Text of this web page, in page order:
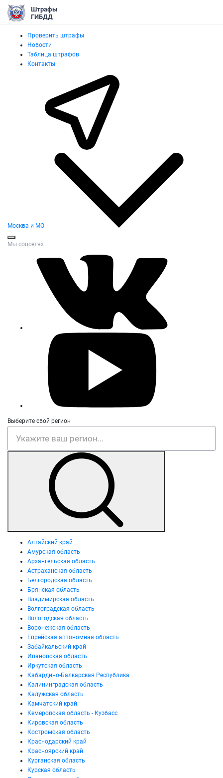
Штрафы
ГИБДД
Проверить штрафы
Новости
Таблица штрафов
Контакты
Москва и МО
Мы соцсетях
Выберите свой регион
Алтайский край
Амурская область
Архангельская область
Астраханская область
Белгородская область
Брянская область
Владимирская область
Волгоградская область
Вологодская область
Воронежская область
Еврейская автономная область
Забайкальский край
Ивановская область
Иркутская область
Кабардино-Балкарская Республика
Калининградская область
Калужская область
Камчатский край
Кемеровская область - Кузбасс
Кировская область
Костромская область
Краснодарский край
Красноярский край
Курганская область
Курская область